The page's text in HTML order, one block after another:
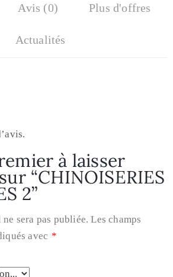
Avis (0) Plus d'offres
Actualités
à laisser
“CHINOISERIES
2”
sera pas publiée. Les champs
avec *